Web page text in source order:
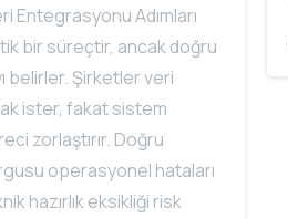
Entegrasyonu Adımları
bir süreçtir, ancak doğru
belirler. Şirketler veri
ister, fakat sistem
zorlaştırır. Doğru
operasyonel hataları
hazırlık eksikliği risk